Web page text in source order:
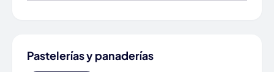
Pastelerías y panaderías